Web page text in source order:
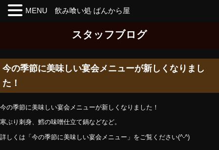
to
スタッフブログ
今の季節に美味しい宴会メニューが新しくなりまし
た！
今の季節に美味しい宴会メニューが新しくなりました！
寒ぶり刺身、鱈の味噌仕立て鍋などなど。
詳しくは「今の季節に美味しい宴会メニュー」をご覧ください(^-^)
MENU 飲み喰い処 ばんから屋